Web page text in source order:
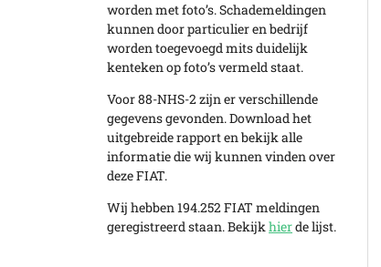
worden met foto’s. Schademeldingen
kunnen door particulier en bedrijf
worden toegevoegd mits duidelijk
kenteken op foto’s vermeld staat.
Voor 88-NHS-2 zijn er verschillende
gegevens gevonden. Download het
uitgebreide rapport en bekijk alle
informatie die wij kunnen vinden over
deze FIAT.
Wij hebben 194.252 FIAT meldingen
geregistreerd staan. Bekijkhierde lijst.